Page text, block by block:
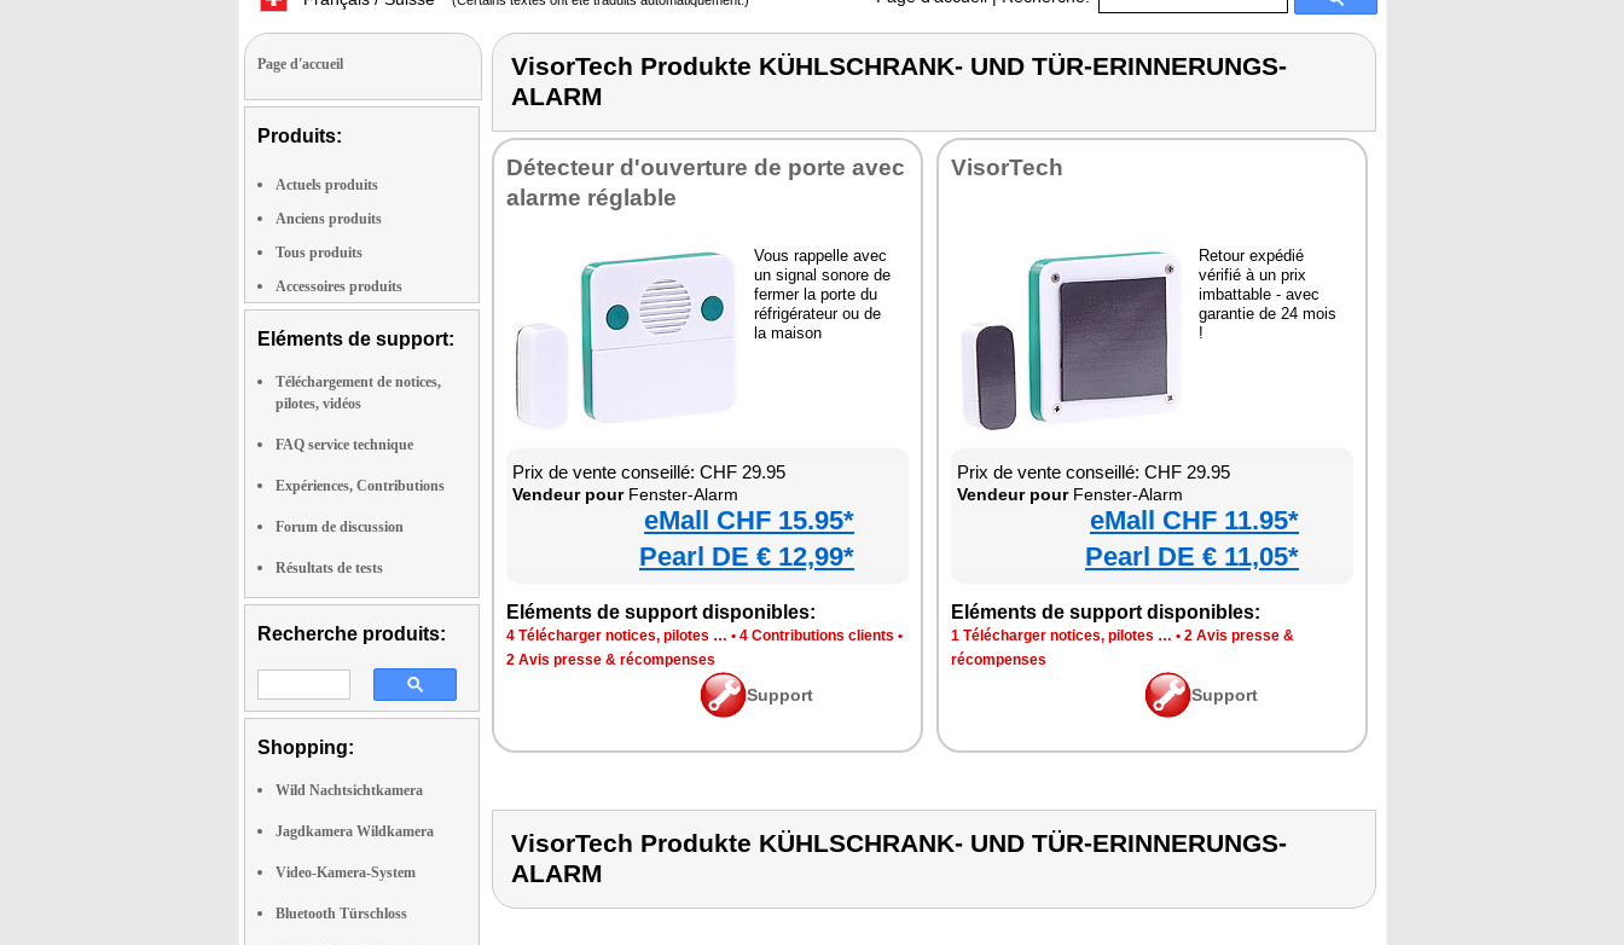
Page d'accueil
Produits:
Actuels produits
Anciens produits
Tous produits
Accessoires produits
Eléments de support:
Téléchargement de notices,
pilotes, vidéos
FAQ service technique
Expériences, Contributions
Forum de discussion
Résultats de tests
Recherche produits:
Shopping:
Wild Nachtsichtkamera
Jagdkamera Wildkamera
Video-Kamera-System
Bluetooth Türschloss
VisorTech Produkte KÜHLSCHRANK- UND TÜR-ERINNERUNGS-
ALARM
Détecteur d'ouverture de porte avec
alarme réglable
Vous rappelle avec
un signal sonore de
fermer la porte du
réfrigérateur ou de
la maison
Prix de vente conseillé: CHF 29.95
Vendeur pourFenster-Alarm
eMall CHF 15.95*
Pearl DE € 12,99*
Eléments de support disponibles:
4 Télécharger notices, pilotes … • 4 Contributions clients •
2 Avis presse & récompenses
Support
VisorTech
Retour expédié
vérifié à un prix
imbattable - avec
garantie de 24 mois
!
Prix de vente conseillé: CHF 29.95
Vendeur pourFenster-Alarm
eMall CHF 11.95*
Pearl DE € 11,05*
Eléments de support disponibles:
1 Télécharger notices, pilotes … • 2 Avis presse &
récompenses
Support
VisorTech Produkte KÜHLSCHRANK- UND TÜR-ERINNERUNGS-
ALARM